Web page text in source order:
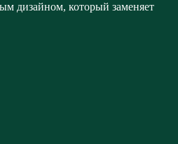
дизайном, который заменяет